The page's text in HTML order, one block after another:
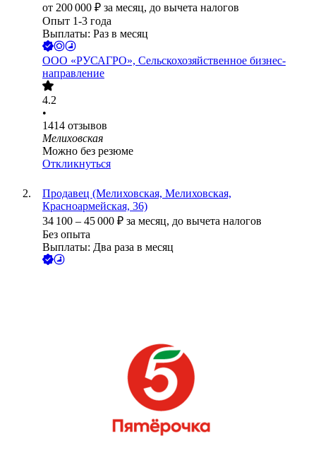
от 200 000 ₽ за месяц, до вычета налогов
Опыт 1-3 года
Выплаты: Раз в месяц
ООО «РУСАГРО», Сельскохозяйственное бизнес-
направление
4.2
•
1414 отзывов
Мелиховская
Можно без резюме
Откликнуться
Продавец (Мелиховская, Мелиховская,
Красноармейская, 36)
34 100 – 45 000 ₽ за месяц, до вычета налогов
Без опыта
Выплаты: Два раза в месяц